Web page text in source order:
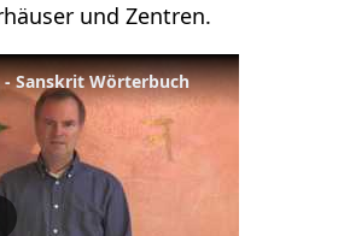
und Zentren.
Sanskrit Wörterbuch